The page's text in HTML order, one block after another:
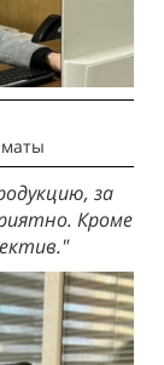
за
Кроме